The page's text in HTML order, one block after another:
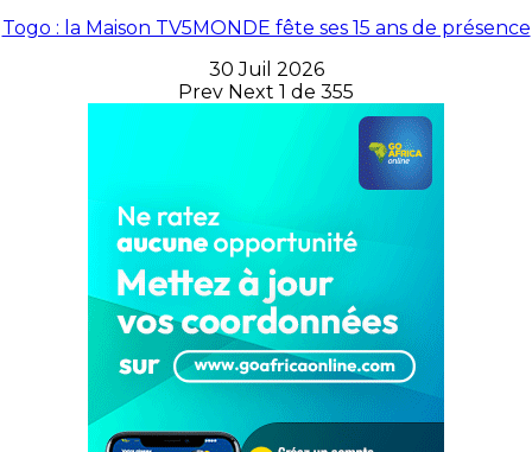
Togo : la Maison TV5MONDE fête ses 15 ans de présence
30 Juil 2026
Prev Next 1 de 355